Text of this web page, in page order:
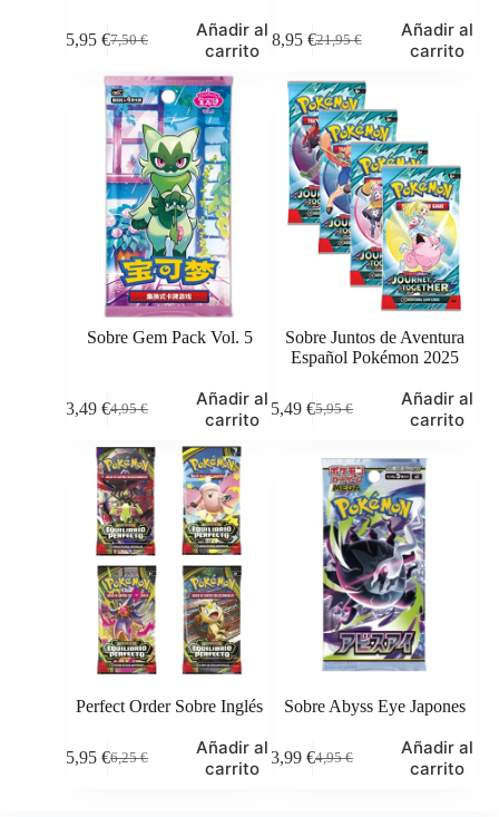
7,50€
El
original
era:
7,50 €.
5,95 €El
actual
es:
5,95 €.
Añadir al
carrito
21,95€
El
original
era:
21,95 €.
18,95 €El
actual
es:
18,95 €.
Añadir al
carrito
Sobre Gem Pack Vol. 5
4,95€
El
original
era:
4,95 €.
3,49 €El
actual
es:
3,49 €.
Añadir al
carrito
Sobre Juntos de Aventura
Español Pokémon 2025
5,95€
El
original
era:
5,95 €.
5,49 €El
actual
es:
5,49 €.
Añadir al
carrito
Perfect Order Sobre Inglés
6,25€
El
5,95 €El
Añadir al
carrito
Sobre Abyss Eye Japones
4,95€
El
3,99 €El
Añadir al
carrito